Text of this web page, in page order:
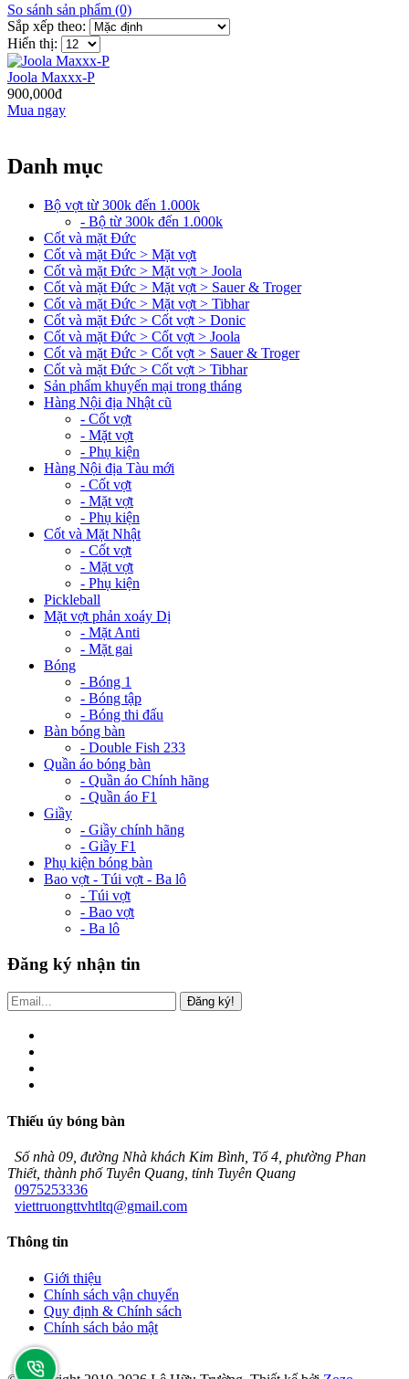
So sánh sản phẩm (0)
Sắp xếp theo:
Hiển thị:
Joola Maxxx-P
900,000đ
Mua ngay
Danh mục
Bộ vợt từ 300k đến 1.000k
- Bộ từ 300k đến 1.000k
Cốt và mặt Đức
Cốt và mặt Đức > Mặt vợt
Cốt và mặt Đức > Mặt vợt > Joola
Cốt và mặt Đức > Mặt vợt > Sauer & Troger
Cốt và mặt Đức > Mặt vợt > Tibhar
Cốt và mặt Đức > Cốt vợt > Donic
Cốt và mặt Đức > Cốt vợt > Joola
Cốt và mặt Đức > Cốt vợt > Sauer & Troger
Cốt và mặt Đức > Cốt vợt > Tibhar
Sản phẩm khuyến mại trong tháng
Hàng Nội địa Nhật cũ
- Cốt vợt
- Mặt vợt
- Phụ kiện
Hàng Nội địa Tàu mới
- Cốt vợt
- Mặt vợt
- Phụ kiện
Cốt và Mặt Nhật
- Cốt vợt
- Mặt vợt
- Phụ kiện
Pickleball
Mặt vợt phản xoáy Dị
- Mặt Anti
- Mặt gai
Bóng
- Bóng 1
- Bóng tập
- Bóng thi đấu
Bàn bóng bàn
- Double Fish 233
Quần áo bóng bàn
- Quần áo Chính hãng
- Quần áo F1
Giầy
- Giầy chính hãng
- Giầy F1
Phụ kiện bóng bàn
Bao vợt - Túi vợt - Ba lô
- Túi vợt
- Bao vợt
- Ba lô
Đăng ký nhận tin
Đăng ký!
Thiếu úy bóng bàn
Số nhà 09, đường Nhà khách Kim Bình, Tổ 4, phường Phan
Thiết, thành phố Tuyên Quang, tỉnh Tuyên Quang
0975253336
viettruongttvhtltq@gmail.com
Thông tin
Giới thiệu
Chính sách vận chuyển
Quy định & Chính sách
Chính sách bảo mật